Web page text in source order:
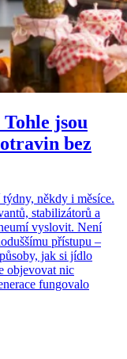
jsou
bez
někdy i měsíce.
stabilizátorů a
vyslovit. Není
přístupu –
jak si jídlo
objevovat nic
fungovalo